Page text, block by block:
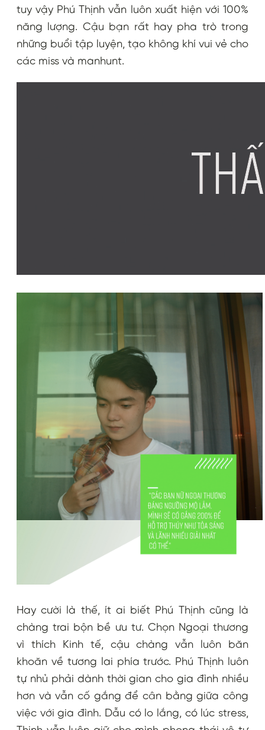
tuy vậy Phú Thịnh vẫn luôn xuất hiện với 100%
năng lượng. Cậu bạn rất hay pha trò trong
những buổi tập luyện, tạo không khí vui vẻ cho
các miss và manhunt.
Hay cười là thế, ít ai biết Phú Thịnh cũng là
chàng trai bộn bề ưu tư. Chọn Ngoại thương
vì thích Kinh tế, cậu chàng vẫn luôn băn
khoăn về tương lai phía trước. Phú Thịnh luôn
tự nhủ phải dành thời gian cho gia đình nhiều
hơn và vẫn cố gắng để cân bằng giữa công
việc với gia đình. Dẫu có lo lắng, có lúc stress,